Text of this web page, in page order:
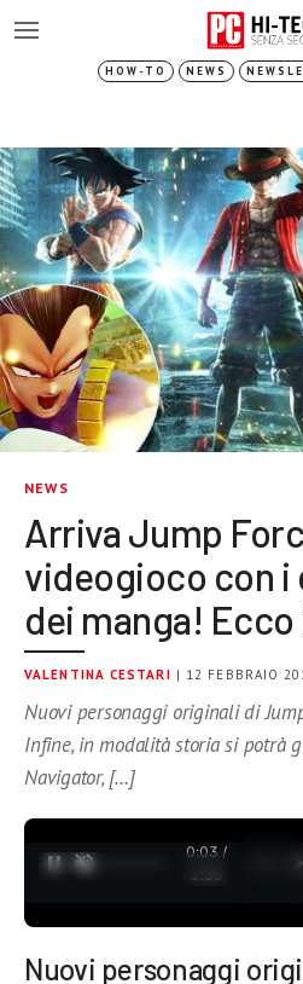
HOW-TO NEWS
NEWS
Arriva Jump
videogioco con
dei manga!
VALENTINA CESTARI | 12 FEBBRAIO
Nuovi personaggi originali di
Infine, in modalità storia si potrà
Navigator, […]
0:03 /
3:35
Nuovi personaggi